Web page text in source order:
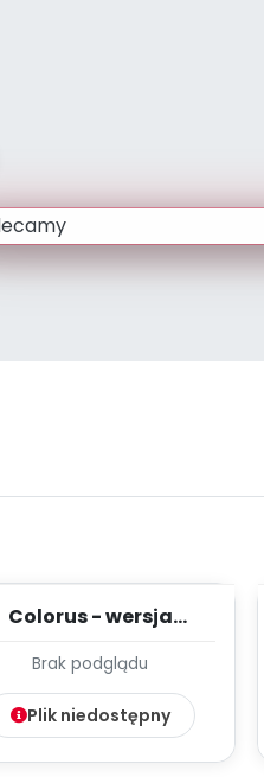
Colorus - wersja
Brak podglądu
Plik niedostępny